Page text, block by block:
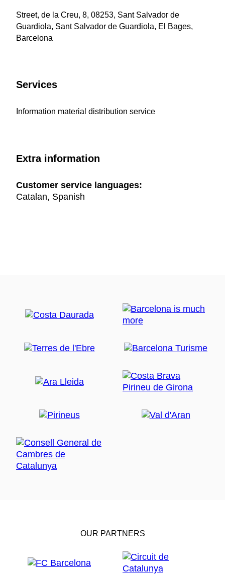
Street, de la Creu, 8, 08253, Sant Salvador de
Guardiola, Sant Salvador de Guardiola, El Bages,
Barcelona
Services
Information material distribution service
Extra information
Customer service languages:
Catalan, Spanish
OUR PARTNERS